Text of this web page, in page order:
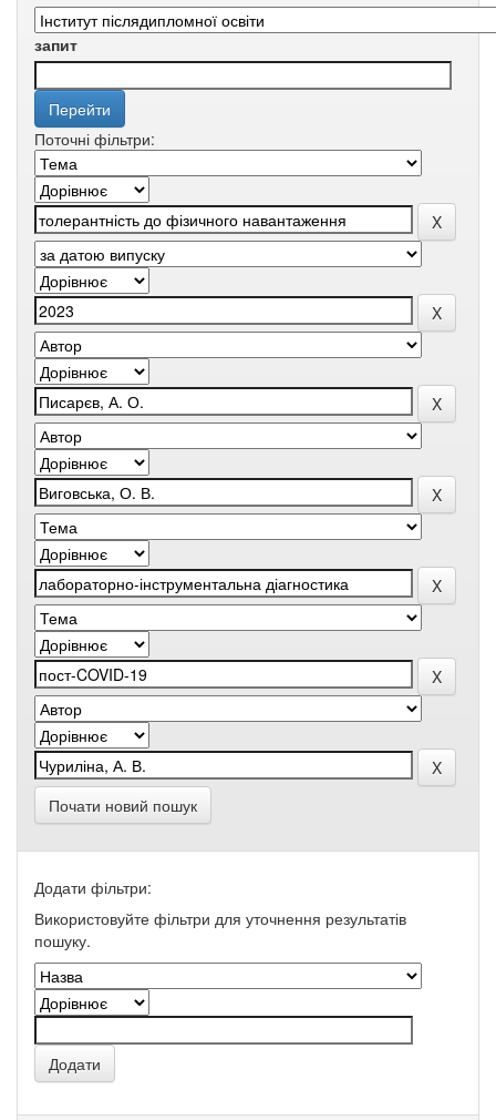
запит
Поточні фільтри:
Почати новий пошук
Додати фільтри:
Використовуйте фільтри для уточнення результатів
пошуку.